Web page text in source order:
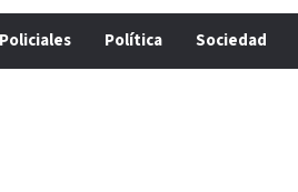
Policiales Política Sociedad